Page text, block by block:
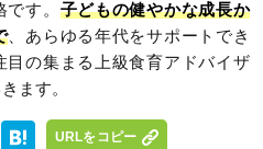
す。 子どもの健やかな成長か
、あらゆる年代をサポートでき
目の集まる上級食育アドバイザ
ます。
URLをコピー